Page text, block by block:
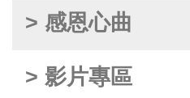
> 感恩心曲
> 影片專區